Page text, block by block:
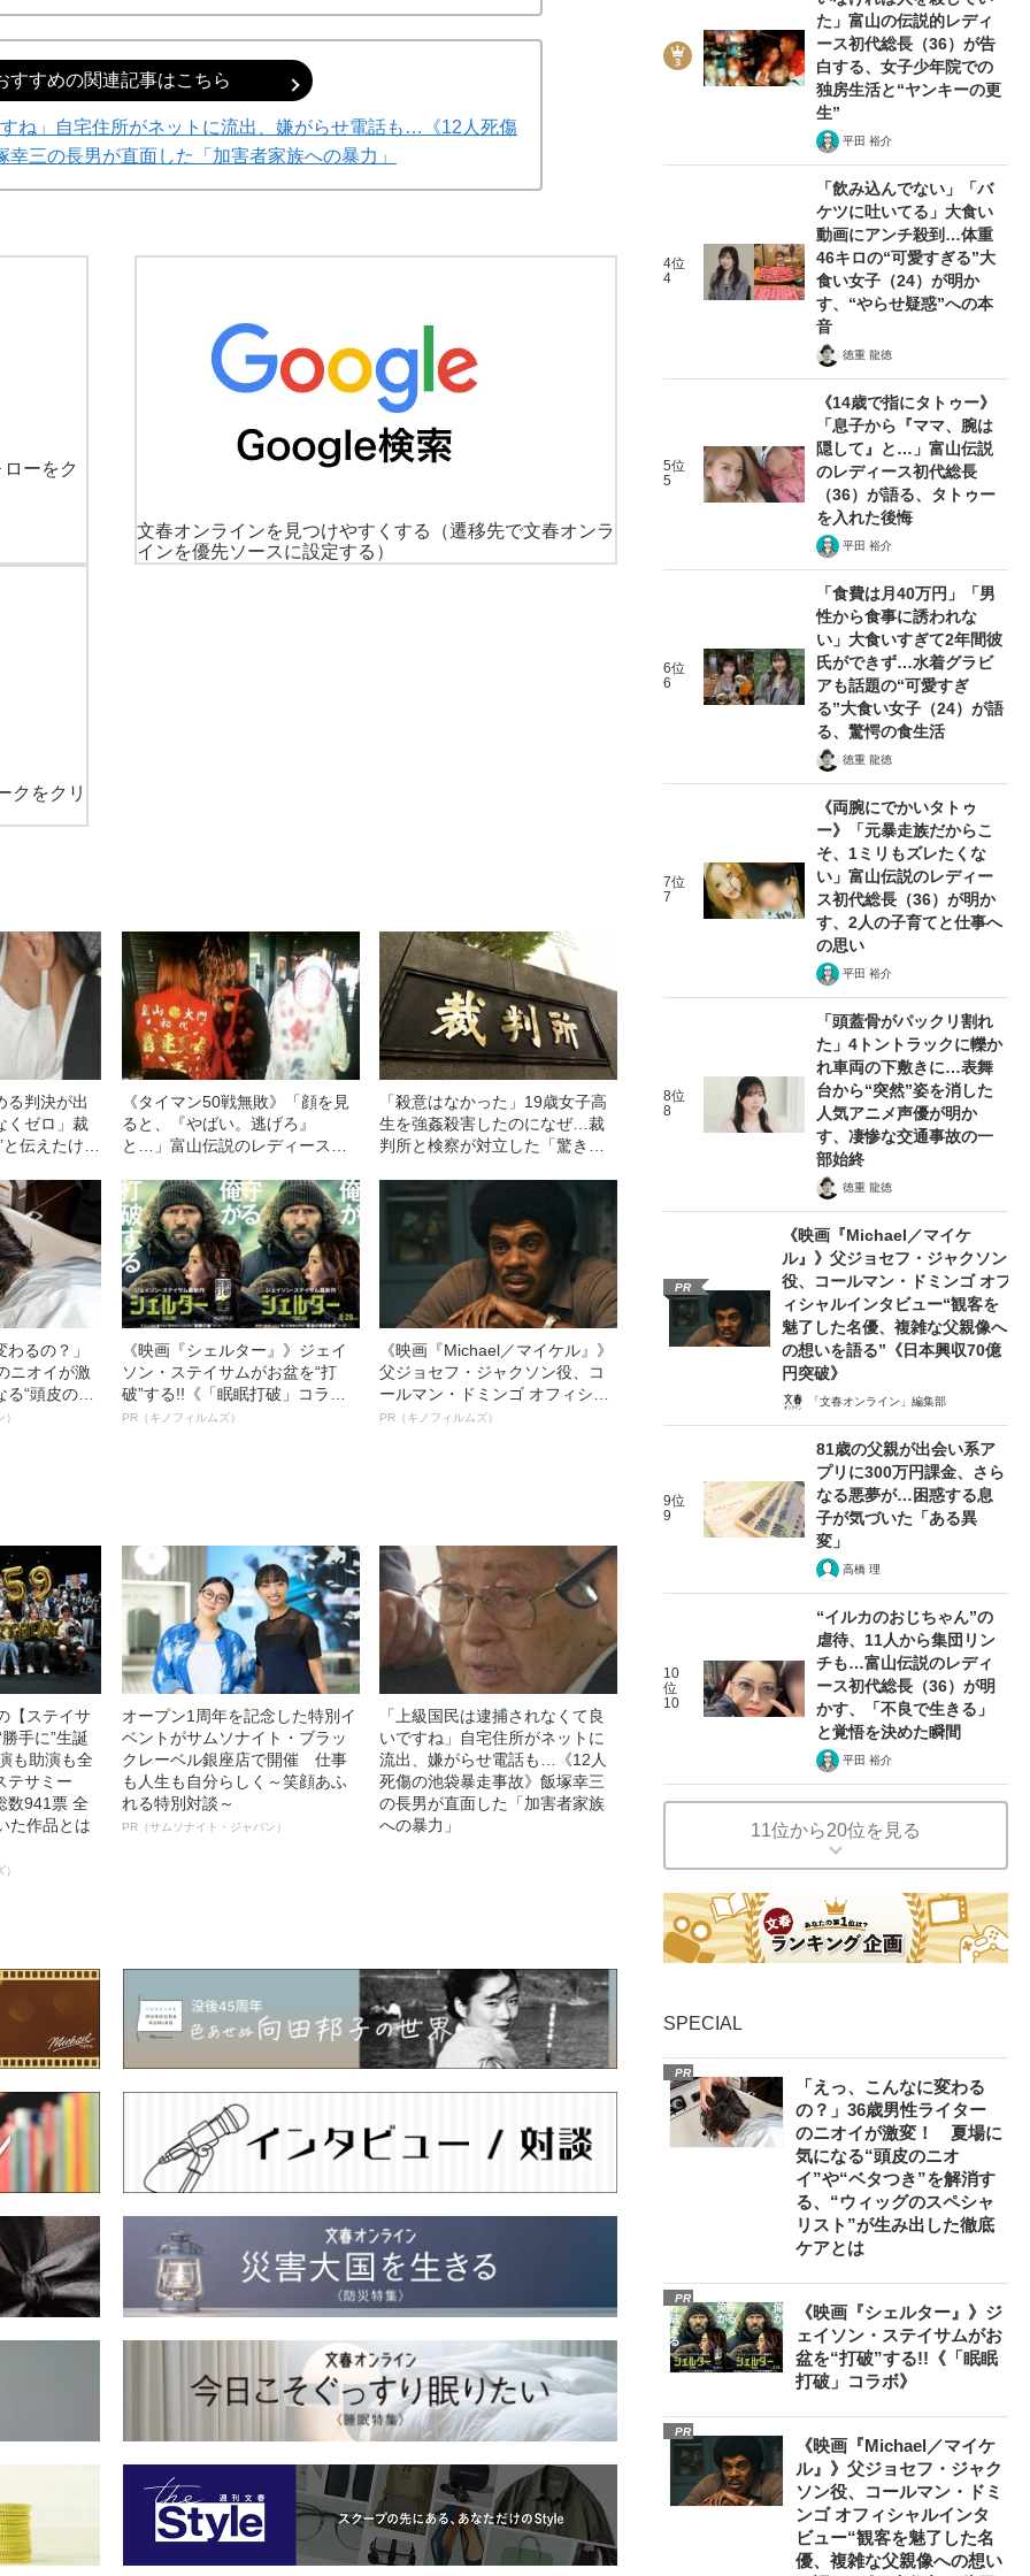
すすめの関連記事はこちら
ね」自宅住所がネットに流出、嫌がらせ電話も…《12人死傷
三の長男が直面した「加害者家族への暴力」
ーをク
文春オンラインを見つけやすくする
（遷移先で文春オンラ
インを優先ソースに設定する）
クをクリ
る判決が出
くゼロ」裁
伝えたけれ
った「長男
《タイマン50戦無敗》「顔を見
ると、『やばい。逃げろ』
と…」富山伝説のレディース初
ー制圧と朝までのバイク暴走
「殺意はなかった」19歳女子高
生を強姦殺害したのになぜ…裁
判所と検察が対立した「驚きの
るの？」
ニオイが激
“頭皮のニ
解消す
《映画『シェルター』》ジェイ
ソン・ステイサムがお盆を“打
破”する!!《「眠眠打破」コラ
ボ》
PR（キノフィルムズ）
《映画『Michael／マイケル』》
父ジョセフ・ジャクソン役、コ
ールマン・ドミンゴ オフィシャ
ルインタビュー“観客を魅了した
PR（キノフィルムズ）
【ステイサ
手に”生誕
も助演も全
テサミー
数941票 全
た作品とは
オープン1周年を記念した特別イ
ベントがサムソナイト・ブラッ
クレーベル銀座店で開催 仕事
も人生も自分らしく～笑顔あふ
れる特別対談～
PR（サムソナイト・ジャパン）
「上級国民は逮捕されなくて良
いですね」自宅住所がネットに
流出、嫌がらせ電話も…《12人
死傷の池袋暴走事故》飯塚幸三
の長男が直面した「加害者家族
への暴力」
た」富山の伝説的レディ
ース初代総長（36）が告
白する、女子少年院での
独房生活と“ヤンキーの更
生”
平田 裕介
4位
4
「飲み込んでない」「バ
ケツに吐いてる」大食い
動画にアンチ殺到…体重
46キロの“可愛すぎる”大
食い女子（24）が明か
す、“やらせ疑惑”への本
音
徳重 龍徳
5位
5
《14歳で指にタトゥー》
「息子から『ママ、腕は
隠して』と…」富山伝説
のレディース初代総長
（36）が語る、タトゥー
を入れた後悔
平田 裕介
6位
6
「食費は月40万円」「男
性から食事に誘われな
い」大食いすぎて2年間彼
氏ができず…水着グラビ
アも話題の“可愛すぎ
る”大食い女子（24）が語
る、驚愕の食生活
徳重 龍徳
7位
7
《両腕にでかいタトゥ
ー》「元暴走族だからこ
そ、1ミリもズレたくな
い」富山伝説のレディー
ス初代総長（36）が明か
す、2人の子育てと仕事へ
の思い
平田 裕介
8位
8
「頭蓋骨がパックリ割れ
た」4トントラックに轢か
れ車両の下敷きに…表舞
台から“突然”姿を消した
人気アニメ声優が明か
す、凄惨な交通事故の一
部始終
徳重 龍徳
PR
《映画『Michael／マイケ
ル』》父ジョセフ・ジャクソン
役、コールマン・ドミンゴ オフ
ィシャルインタビュー“観客を
魅了した名優、複雑な父親像へ
の想いを語る”《日本興収70億
円突破》
「文春オンライン」編集部
9位
9
81歳の父親が出会い系ア
プリに300万円課金、さら
なる悪夢が…困惑する息
子が気づいた「ある異
変」
高橋 理
10
位
10
“イルカのおじちゃん”の
虐待、11人から集団リン
チも…富山伝説のレディ
ース初代総長（36）が明
かす、「不良で生きる」
と覚悟を決めた瞬間
平田 裕介
11位から20位を見る
SPECIAL
PR
「えっ、こんなに変わる
の？」36歳男性ライター
のニオイが激変！ 夏場に
気になる“頭皮のニオ
イ”や“ベタつき”を解消す
る、“ウィッグのスペシャ
リスト”が生み出した徹底
ケアとは
PR
《映画『シェルター』》ジ
ェイソン・ステイサムがお
盆を“打破”する!!《「眠眠
打破」コラボ》
PR
《映画『Michael／マイケ
ル』》父ジョセフ・ジャク
ソン役、コールマン・ドミ
ンゴ オフィシャルインタ
ビュー“観客を魅了した名
優、複雑な父親像への想い